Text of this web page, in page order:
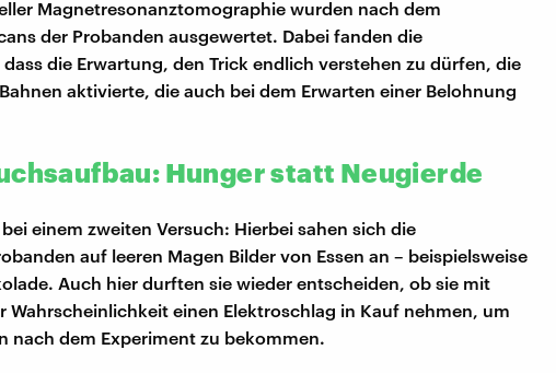
Magnetresonanztomographie wurden nach dem
der Probanden ausgewertet. Dabei fanden die
die Erwartung, den Trick endlich verstehen zu dürfen, die
aktivierte, die auch bei dem Erwarten einer Belohnung
Hunger statt Neugierde
einem zweiten Versuch: Hierbei sahen sich die
auf leeren Magen Bilder von Essen an – beispielsweise
Auch hier durften sie wieder entscheiden, ob sie mit
Wahrscheinlichkeit einen Elektroschlag in Kauf nehmen, um
nach dem Experiment zu bekommen.